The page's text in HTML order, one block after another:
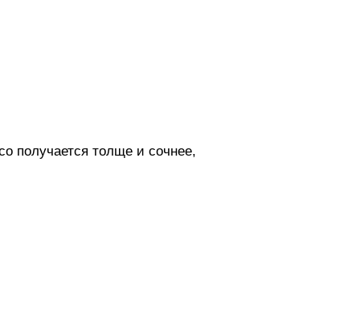
получается толще и сочнее,